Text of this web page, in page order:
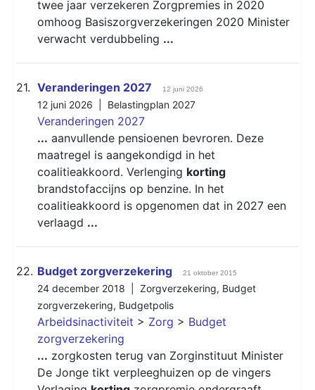
twee jaar verzekeren Zorgpremies in 2020
omhoog Basiszorgverzekeringen 2020 Minister
verwacht verdubbeling ...
21. Veranderingen 2027 12 juni 2026
12 juni 2026 | Belastingplan 2027
Veranderingen 2027
... aanvullende pensioenen bevroren. Deze
maatregel is aangekondigd in het
coalitieakkoord. Verlenging korting
brandstofaccijns op benzine. In het
coalitieakkoord is opgenomen dat in 2027 een
verlaagd ...
22. Budget zorgverzekering 21 oktober 2015
24 december 2018 | Zorgverzekering, Budget
zorgverzekering, Budgetpolis
Arbeidsinactiviteit > Zorg > Budget
zorgverzekering
... zorgkosten terug van Zorginstituut Minister
De Jonge tikt verpleeghuizen op de vingers